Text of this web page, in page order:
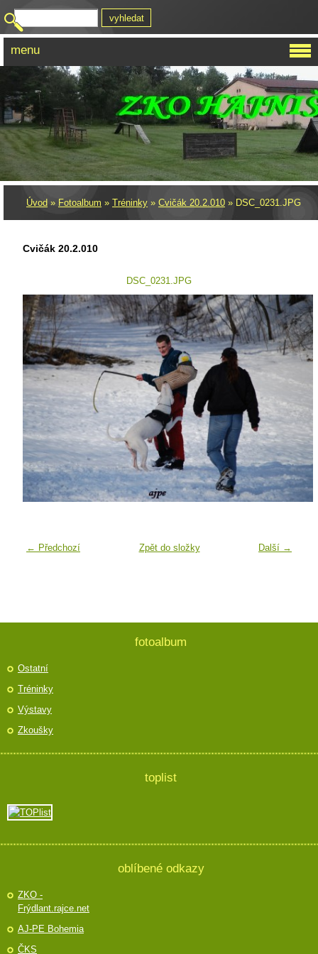
Úvod » Fotoalbum » Tréninky » Cvičák 20.2.010 » DSC_0231.JPG
Cvičák 20.2.010
DSC_0231.JPG
← Předchozí Další →
Zpět do složky
menu
fotoalbum
Ostatní
Tréninky
Výstavy
Zkoušky
toplist
oblíbené odkazy
ZKO -
Frýdlant.rajce.net
AJ-PE Bohemia
ČKS